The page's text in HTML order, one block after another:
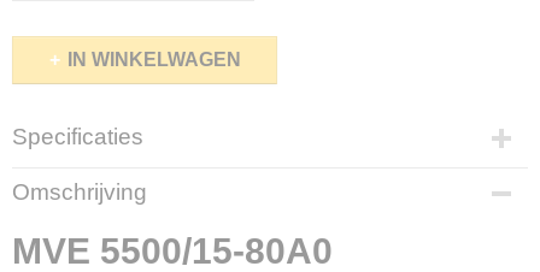
IN WINKELWAGEN
Specificaties
Netto gewicht
181,00 Kg
Bruto gewicht
191,00 Kg
Omschrijving
MVE 5500/15-80A0